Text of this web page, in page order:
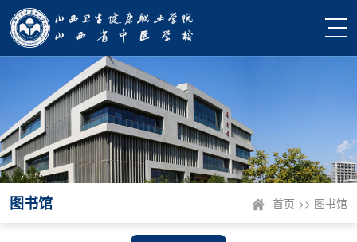
图书馆 首页 >> 图书馆